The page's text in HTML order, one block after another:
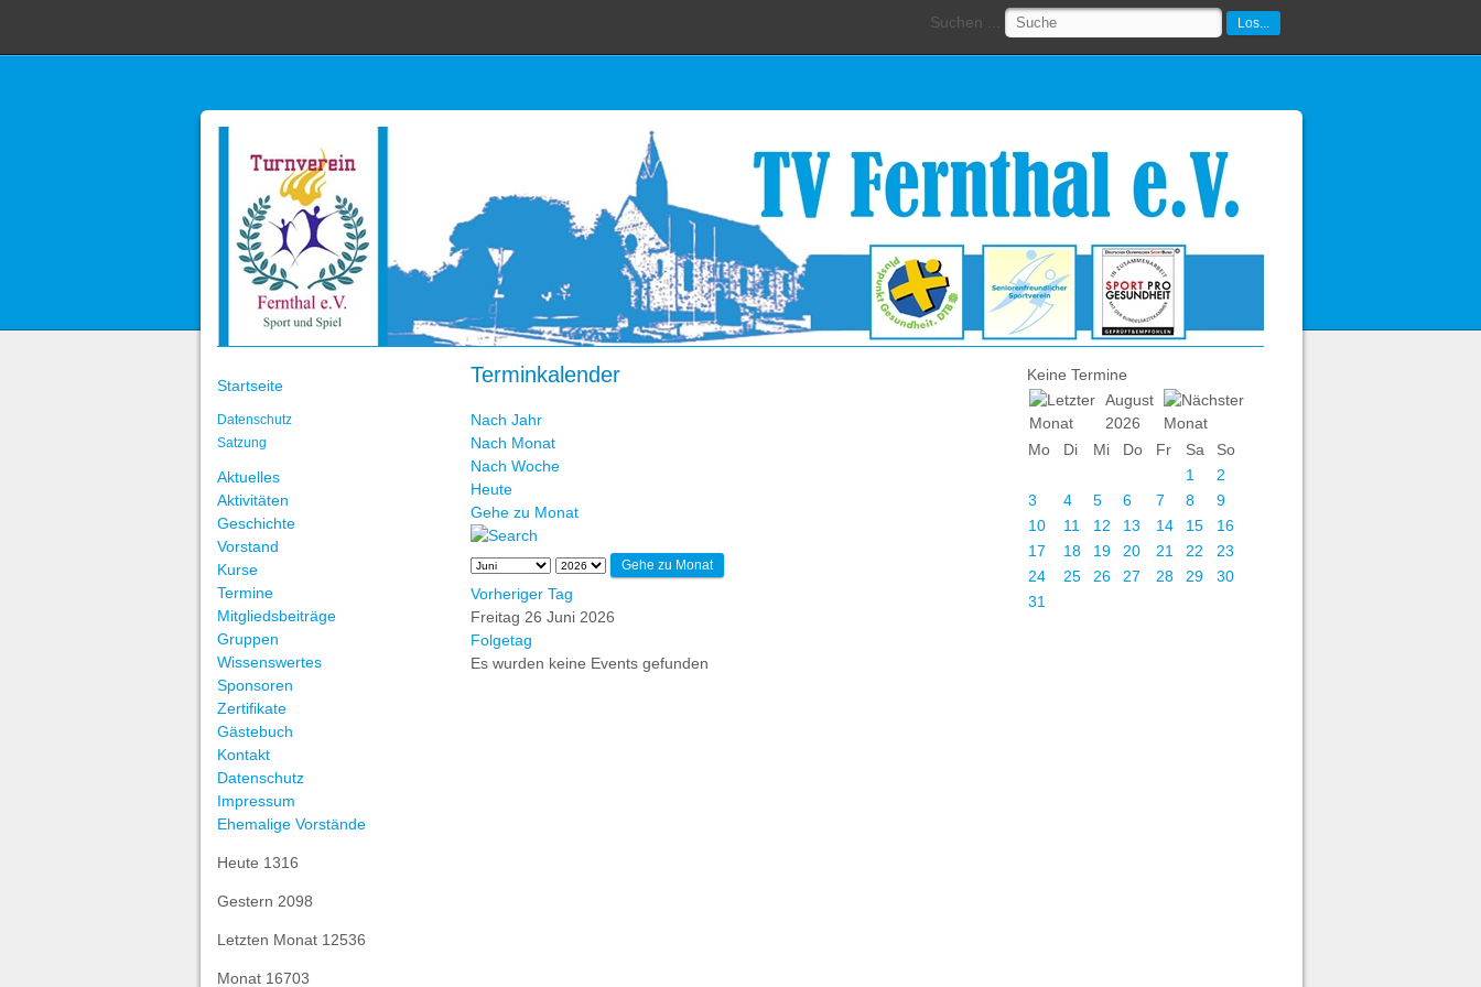
Suchen ... Los...
Startseite
Datenschutz
Satzung
Aktuelles
Aktivitäten
Geschichte
Vorstand
Kurse
Termine
Mitgliedsbeiträge
Gruppen
Wissenswertes
Sponsoren
Zertifikate
Gästebuch
Kontakt
Datenschutz
Impressum
Ehemalige Vorstände
Heute 1316
Gestern 2098
Letzten Monat 12536
Monat 16703
Terminkalender
Nach Jahr
Nach Monat
Nach Woche
Heute
Gehe zu Monat
Gehe zu Monat
Vorheriger Tag
Freitag 26 Juni 2026
Folgetag
Es wurden keine Events gefunden
Keine Termine
August
2026
Mo
Di Mi Do Fr Sa
So
1
2
3
4 5 6 7 8
9
10
11 12 13 14 15
16
17
18 19 20 21 22
23
24
25 26 27 28 29
30
31